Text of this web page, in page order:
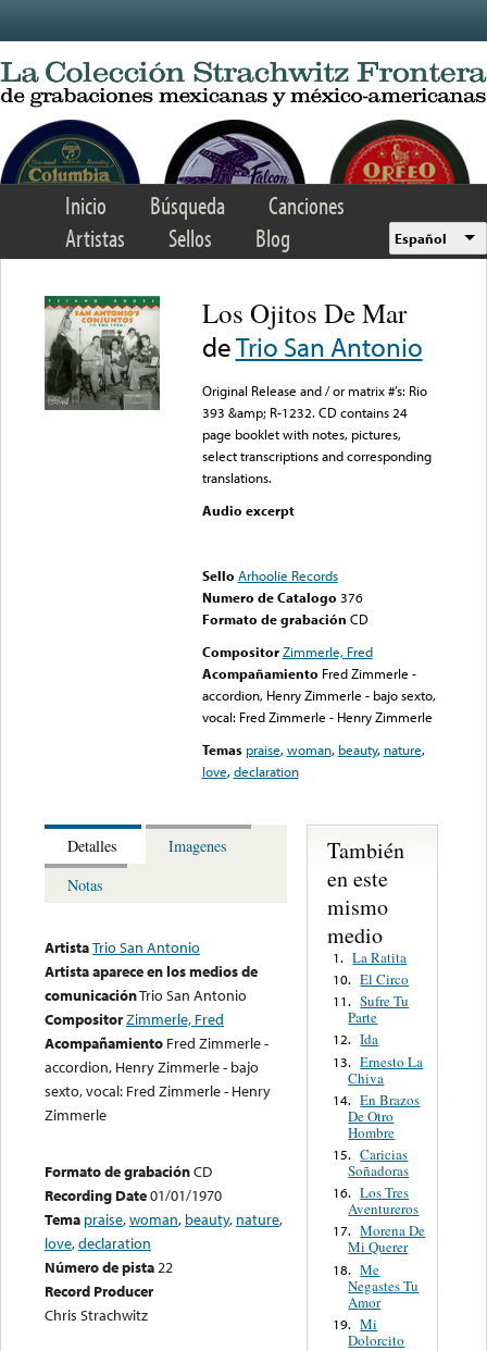
Inicio Búsqueda
Canciones
Artistas
Sellos Blog Español
Los Ojitos De Mar
deTrio San Antonio
Original Release and / or matrix #’s: Rio
393 &amp; R-1232. CD contains 24
page booklet with notes, pictures,
select transcriptions and corresponding
translations.
Audio excerpt
Sello Arhoolie Records
Numero de Catalogo 376
Formato de grabación CD
Compositor Zimmerle, Fred
Acompañamiento Fred Zimmerle -
accordion, Henry Zimmerle - bajo sexto,
vocal: Fred Zimmerle - Henry Zimmerle
Temas praise,woman, beauty, nature,
love,declaration
Detalles
Imagenes
Notas
ArtistaTrio San Antonio
Artista aparece en los medios de
comunicaciónTrio San Antonio
CompositorZimmerle, Fred
Acompañamiento Fred Zimmerle -
accordion, Henry Zimmerle - bajo
sexto, vocal: Fred Zimmerle - Henry
Zimmerle
Formato de grabaciónCD
Recording Date01/01/1970
Tema praise,woman, beauty, nature,
love,declaration
Número de pista22
Record Producer
Chris Strachwitz
También
en este
mismo
medio
1. La Ratita
10. El Circo
11. Sufre Tu
Parte
12. Ida
13. Ernesto La
Chiva
14. En Brazos
De Otro
Hombre
15. Caricias
Soñadoras
16. Los Tres
Aventureros
17. Morena De
Mi Querer
18. Me
Negastes Tu
Amor
19. Mi
Dolorcito